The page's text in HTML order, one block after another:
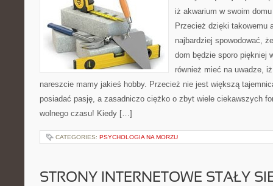
iż akwarium w swoim
Przecież dzięki takowemu
najbardziej spowodować,
dom będzie sporo piękniej
również mieć na uwadze,
nareszcie mamy jakieś hobby. Przecież nie jest większą
posiadać pasję, a zasadniczo ciężko o zbyt wiele ciekawszych
wolnego czasu! Kiedy […]
CATEGORIES: PSYCHOLOGIA NA MORZU
STRONY INTERNETOWE STAŁY